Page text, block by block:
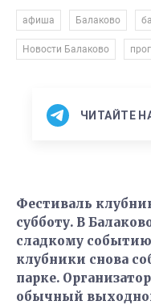
афиша Балаково
Новости Балаково
ЧИТАЙТЕ
Фестиваль
субботу. В
сладкому
клубники снова
парке.
обычный